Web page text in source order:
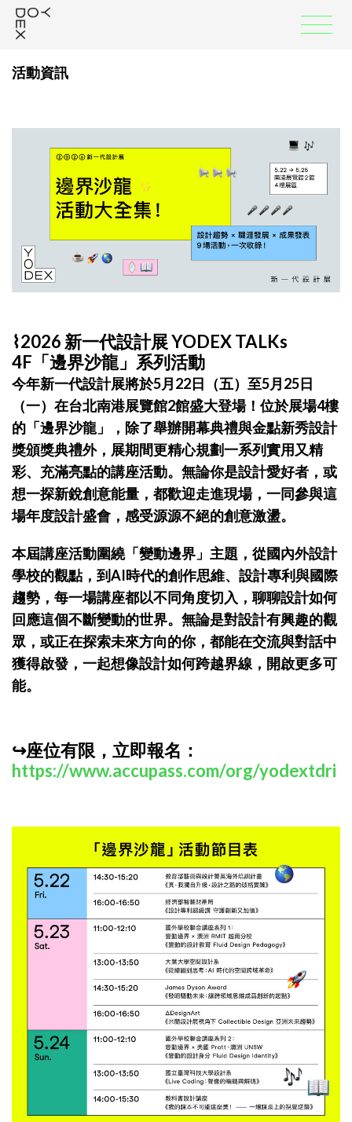
活動資訊
⌇2026 新一代設計展 YODEX TALKs
4F「邊界沙龍」系列活動
今年新一代設計展將於5月22日（五）至5月25日
（一）在台北南港展覽館2館盛大登場！位於展場4樓
的「邊界沙龍」，除了舉辦開幕典禮與金點新秀設計
獎頒獎典禮外，展期間更精心規劃一系列實用又精
彩、充滿亮點的講座活動。無論你是設計愛好者，或
想一探新銳創意能量，都歡迎走進現場，一同參與這
場年度設計盛會，感受源源不絕的創意激盪。
本屆講座活動圍繞「變動邊界」主題，從國內外設計
學校的觀點，到AI時代的創作思維、設計專利與國際
趨勢，每一場講座都以不同角度切入，聊聊設計如何
回應這個不斷變動的世界。無論是對設計有興趣的觀
眾，或正在探索未來方向的你，都能在交流與對話中
獲得啟發，一起想像設計如何跨越界線，開啟更多可
能。
↪座位有限，立即報名：
https://www.accupass.com/org/yodextdri